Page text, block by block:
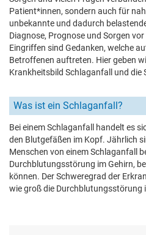
Patient*innen, sondern auch für
unbekannte und dadurch
Diagnose, Prognose und Sorgen
Eingriffen sind Gedanken, welche
Betroffenen auftreten. Hier geben
Krankheitsbild Schlaganfall und die
Was ist ein Schlaganfall?
Bei einem Schlaganfall handelt es
den Blutgefäßen im Kopf. Jährlich
Menschen von einem Schlaganfall
Durchblutungsstörung im Gehirn,
können. Der Schweregrad der
wie groß die Durchblutungsstörung